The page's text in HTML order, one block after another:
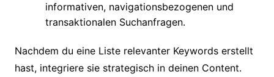
informativen, navigationsbezogenen und
transaktionalen Suchanfragen.
Nachdem du eine Liste relevanter Keywords erstellt
hast, integriere sie strategisch in deinen Content.